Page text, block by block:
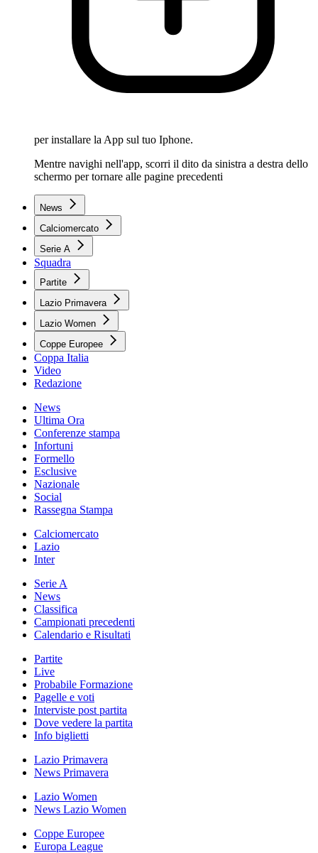
per installare la App sul tuo Iphone.
Mentre navighi nell'app, scorri il dito da sinistra a destra dello
schermo per tornare alle pagine precedenti
News
Calciomercato
Serie A
Squadra
Partite
Lazio Primavera
Lazio Women
Coppe Europee
Coppa Italia
Video
Redazione
News
Ultima Ora
Conferenze stampa
Infortuni
Formello
Esclusive
Nazionale
Social
Rassegna Stampa
Calciomercato
Lazio
Inter
Serie A
News
Classifica
Campionati precedenti
Calendario e Risultati
Partite
Live
Probabile Formazione
Pagelle e voti
Interviste post partita
Dove vedere la partita
Info biglietti
Lazio Primavera
News Primavera
Lazio Women
News Lazio Women
Coppe Europee
Europa League